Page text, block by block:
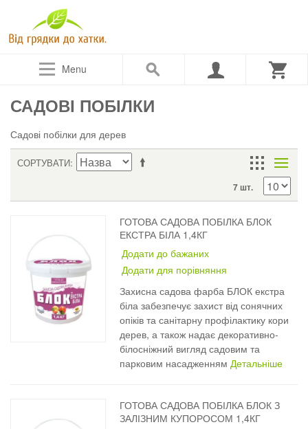
Menu
САДОВІ ПОБІЛКИ
Садові побілки для дерев
СОРТУВАТИ
7 шт.
ГОТОВА САДОВА ПОБІЛКА БЛОК
ЕКСТРА БІЛА 1,4КГ
Додати до бажаних
Додати для порівняння
Захисна садова фарба БЛОК екстра
біла забезпечує захист від сонячних
опіків та санітарну профілактику кори
дерев, а також надає декоративно-
білосніжний вигляд садовим та
парковим насадженнямДетальніше
ГОТОВА САДОВА ПОБІЛКА БЛОК З
ЗАЛІЗНИМ КУПОРОСОМ 1,4КГ